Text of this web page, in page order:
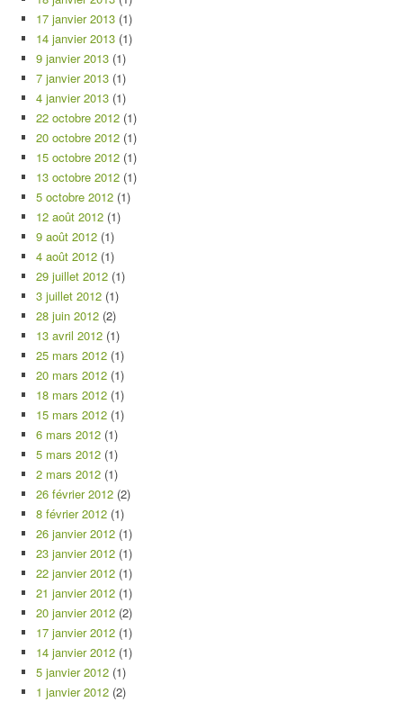
17 janvier 2013 (1)
14 janvier 2013 (1)
9 janvier 2013 (1)
7 janvier 2013 (1)
4 janvier 2013 (1)
22 octobre 2012 (1)
20 octobre 2012 (1)
15 octobre 2012 (1)
13 octobre 2012 (1)
5 octobre 2012 (1)
12 août 2012 (1)
9 août 2012 (1)
4 août 2012 (1)
29 juillet 2012 (1)
3 juillet 2012 (1)
28 juin 2012 (2)
13 avril 2012 (1)
25 mars 2012 (1)
20 mars 2012 (1)
18 mars 2012 (1)
15 mars 2012 (1)
6 mars 2012 (1)
5 mars 2012 (1)
2 mars 2012 (1)
26 février 2012 (2)
8 février 2012 (1)
26 janvier 2012 (1)
23 janvier 2012 (1)
22 janvier 2012 (1)
21 janvier 2012 (1)
20 janvier 2012 (2)
17 janvier 2012 (1)
14 janvier 2012 (1)
5 janvier 2012 (1)
1 janvier 2012 (2)